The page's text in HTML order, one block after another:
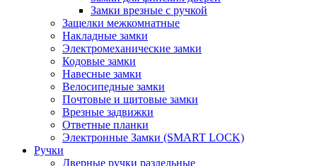
Замки врезные с ручкой
Защелки межкомнатные
Накладные замки
Электромеханические замки
Кодовые замки
Навесные замки
Велосипедные замки
Почтовые и щитовые замки
Врезные задвижки
Ответные планки
Электронные Замки (SMART LOCK)
Ручки
Дверные ручки раздельные